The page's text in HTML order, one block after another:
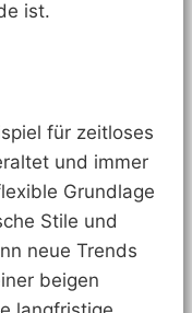
ist.
für zeitloses
und immer
Grundlage
Stile und
neue Trends
beigen